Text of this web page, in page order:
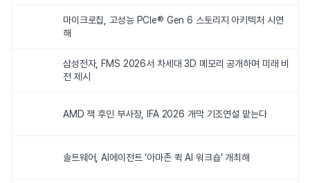
마이크로칩, 고성능 PCIe® Gen 6 스토리지 아키텍처 시연
해
삼성전자, FMS 2026서 차세대 3D 메모리 공개하며 미래 비
전 제시
AMD 잭 후인 부사장, IFA 2026 개막 기조연설 맡는다
솔트웨어, AI에이전트 ‘아마존 퀵 AI 워크숍’ 개최해